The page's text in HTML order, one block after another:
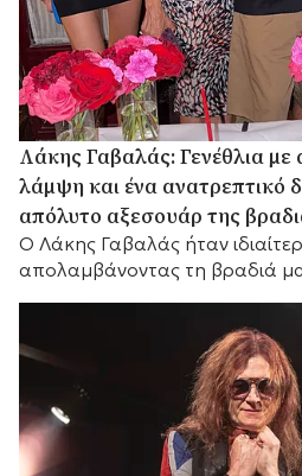
Λάκης Γαβαλάς: Γενέθλια
λάμψη και ένα ανατρεπτικό
απόλυτο αξεσουάρ της
Ο Λάκης Γαβαλάς ήταν
απολαμβάνοντας τη βραδιά